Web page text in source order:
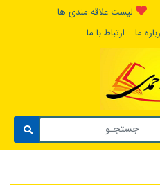
لیست علاقه مندی ها
ما ارتباط با ما